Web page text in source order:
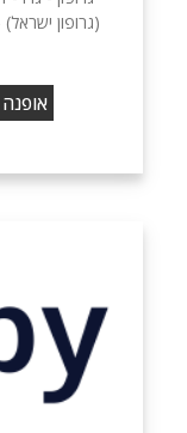
אופנה